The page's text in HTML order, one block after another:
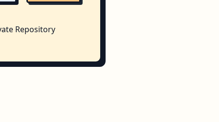
Repository